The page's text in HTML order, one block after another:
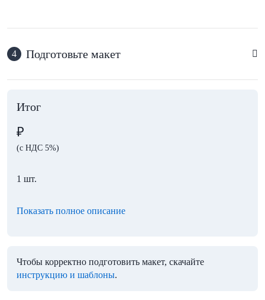
4 Подготовьте макет
Итог
₽
(с НДС 5%)
1 шт.
Показать полное описание
Чтобы корректно подготовить макет, скачайте
инструкцию и шаблоны.